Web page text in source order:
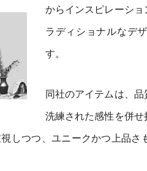
からインスピレーショ
ラディショナルなデ
す。
同社のアイテムは、品
洗練された感性を併
しつつ、ユニークかつ上品さ